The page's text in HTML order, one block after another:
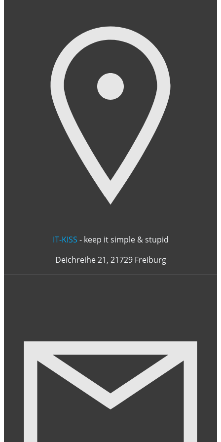
IT-KISS - keep it simple & stupid
Deichreihe 21, 21729 Freiburg